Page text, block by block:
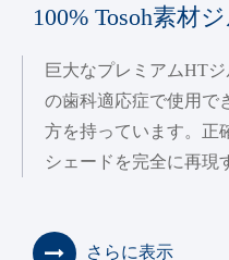
100% Tosoh素材
巨大なプレミアムHT
の歯科適応症で使用で
方を持っています。正
シェードを完全に再現
さらに表示